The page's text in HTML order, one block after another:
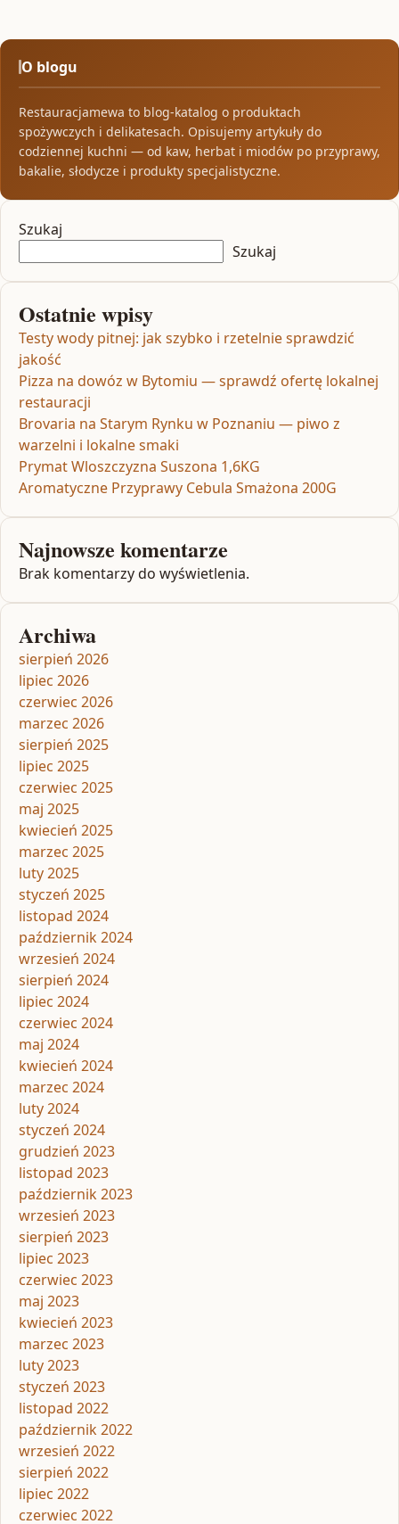
O blogu
Restauracjamewa to blog-katalog o produktach
spożywczych i delikatesach. Opisujemy artykuły do
codziennej kuchni — od kaw, herbat i miodów po przyprawy,
bakalie, słodycze i produkty specjalistyczne.
Szukaj
Szukaj
Ostatnie wpisy
Testy wody pitnej: jak szybko i rzetelnie sprawdzić
jakość
Pizza na dowóz w Bytomiu — sprawdź ofertę lokalnej
restauracji
Brovaria na Starym Rynku w Poznaniu — piwo z
warzelni i lokalne smaki
Prymat Wloszczyzna Suszona 1,6KG
Aromatyczne Przyprawy Cebula Smażona 200G
Najnowsze komentarze
Brak komentarzy do wyświetlenia.
Archiwa
sierpień 2026
lipiec 2026
czerwiec 2026
marzec 2026
sierpień 2025
lipiec 2025
czerwiec 2025
maj 2025
kwiecień 2025
marzec 2025
luty 2025
styczeń 2025
listopad 2024
październik 2024
wrzesień 2024
sierpień 2024
lipiec 2024
czerwiec 2024
maj 2024
kwiecień 2024
marzec 2024
luty 2024
styczeń 2024
grudzień 2023
listopad 2023
październik 2023
wrzesień 2023
sierpień 2023
lipiec 2023
czerwiec 2023
maj 2023
kwiecień 2023
marzec 2023
luty 2023
styczeń 2023
listopad 2022
październik 2022
wrzesień 2022
sierpień 2022
lipiec 2022
czerwiec 2022